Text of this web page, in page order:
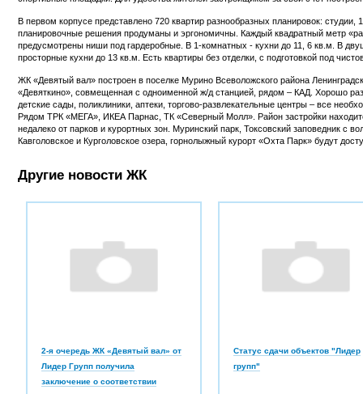
В первом корпусе представлено 720 квартир разнообразных планировок:
планировочные решения продуманы и эргономичны. Каждый квадратный метр
предусмотрены ниши под гардеробные. В 1-комнатных - кухни до 11, 6 кв.м. В
просторные кухни до 13 кв.м. Есть квартиры без отделки, с подготовкой под
ЖК «Девятый вал» построен в поселке Мурино Всеволожского района
«Девяткино», совмещенная с одноименной ж/д станцией, рядом – КАД. Хорошо
детские сады, поликлиники, аптеки, торгово-развлекательные центры – все
Рядом ТРК «МЕГА», ИКЕА Парнас, ТК «Северный Молл». Район застройки
недалеко от парков и курортных зон. Муринский парк, Токсовский заповедник с
Кавголовское и Курголовское озера, горнолыжный курорт «Охта Парк» будут
Другие новости ЖК
2-я очередь ЖК «Девятый вал» от
Лидер Групп получила
заключение о соответствии
Статус сдачи объектов "Лидер
групп"